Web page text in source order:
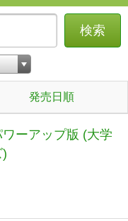
検索
発売日順
ーアップ版 (大学